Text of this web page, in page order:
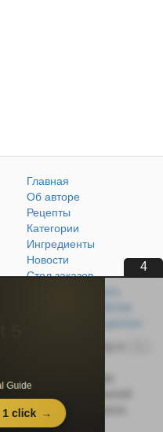
2
Главная
Об авторе
Рецепты
Категории
Ингредиенты
Новости
Стол заказов
Политика обработки
персональных данных
2026 FineCooking.ru
об авторском праве.
опубликованной
источник запрещена.